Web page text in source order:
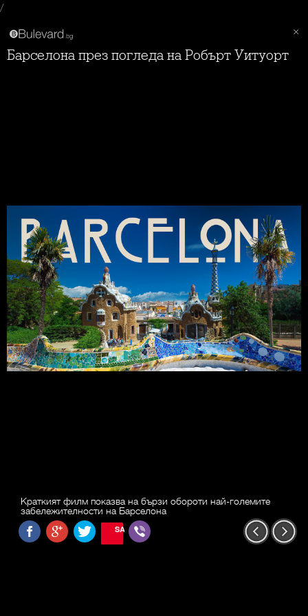
/
Барселона през погледа на Робърт Уитуорт
Краткият филм показва на бързи обороти най-големите
забележителности на Барселона
SAVE